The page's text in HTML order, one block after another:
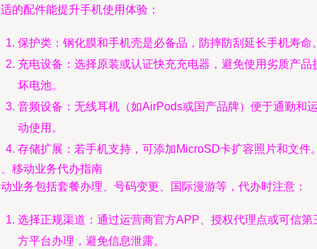
的配件能提升手机使用体验：
保护类：钢化膜和手机壳是必备品，防摔防刮延长手机寿命
充电设备：选择原装或认证快充充电器，避免使用劣质产品
坏电池。
音频设备：无线耳机（如AirPods或国产品牌）便于通勤和
动使用。
存储扩展：若手机支持，可添加MicroSD卡扩容照片和文件
移动业务代办指南
业务包括套餐办理、号码变更、国际漫游等，代办时注意：
选择正规渠道：通过运营商官方APP、授权代理点或可信第
方平台办理，避免信息泄露。